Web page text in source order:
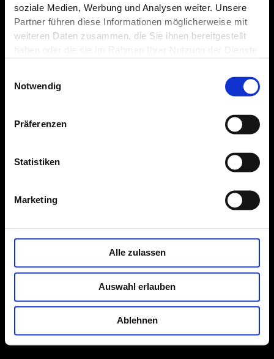
soziale Medien, Werbung und Analysen weiter. Unsere
Partner führen diese Informationen möglicherweise mit
weiteren Daten zusammen, die Sie ihnen bereitgestellt
Notwendig
Präferenzen
Statistiken
Marketing
Alle zulassen
Auswahl erlauben
Ablehnen